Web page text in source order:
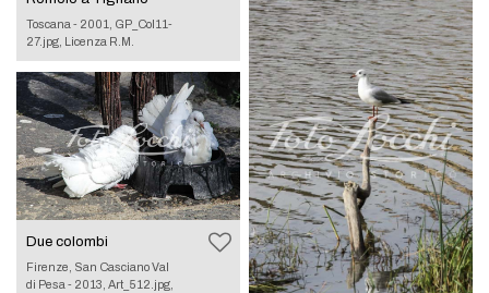
Toscana - 2001, GP_Col11-
27.jpg, Licenza R.M.
Due colombi
Firenze, San Casciano Val
di Pesa - 2013, Art_512.jpg,